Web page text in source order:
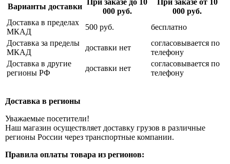
Варианты доставки
При заказе до 10
000 руб.
При заказе от 10
000 руб.
Доставка в пределах
МКАД
500 руб.
бесплатно
Доставка за пределы
МКАД
доставки нет
согласовывается по
телефону
Доставка в другие
регионы РФ
доставки нет
согласовывается по
телефону
Доставка в регионы
Уважаемые посетители!
Наш магазин осуществляет доставку грузов в различные
регионы России через транспортные компании.
Правила оплаты товара из регионов: